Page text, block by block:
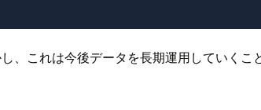
これは今後データを長期運用していくこ